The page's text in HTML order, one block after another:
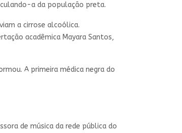
a da população preta.
a cirrose alcoólica.
acadêmica Mayara Santos,
A primeira médica negra do
de música da rede pública do